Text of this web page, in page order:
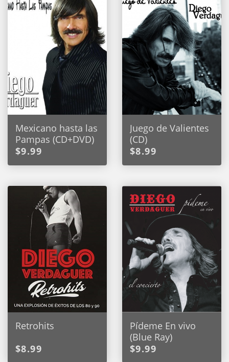
Mexicano hasta las
Pampas (CD+DVD)
$9.99
Juego de Valientes
(CD)
$8.99
Retrohits
$8.99
Pídeme En vivo
(Blue Ray)
$9.99